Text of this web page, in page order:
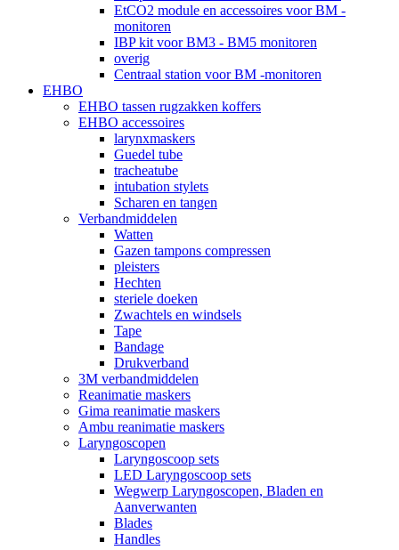
EtCO2 module en accessoires voor BM -
monitoren
IBP kit voor BM3 - BM5 monitoren
overig
Centraal station voor BM -monitoren
EHBO
EHBO tassen rugzakken koffers
EHBO accessoires
larynxmaskers
Guedel tube
tracheatube
intubation stylets
Scharen en tangen
Verbandmiddelen
Watten
Gazen tampons compressen
pleisters
Hechten
steriele doeken
Zwachtels en windsels
Tape
Bandage
Drukverband
3M verbandmiddelen
Reanimatie maskers
Gima reanimatie maskers
Ambu reanimatie maskers
Laryngoscopen
Laryngoscoop sets
LED Laryngoscoop sets
Wegwerp Laryngoscopen, Bladen en
Aanverwanten
Blades
Handles